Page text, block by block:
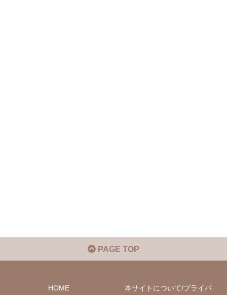
PAGE TOP
HOME 本サイトについて/プライバ